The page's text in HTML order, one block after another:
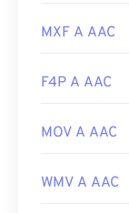
MXF A AAC
F4P A AAC
MOV A AAC
WMV A AAC